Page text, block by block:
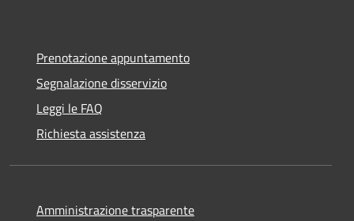
Prenotazione appuntamento
Segnalazione disservizio
Leggi le FAQ
Richiesta assistenza
Amministrazione trasparente